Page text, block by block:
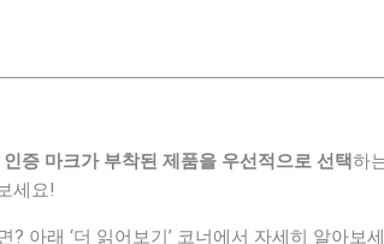
인증 마크가 부착된 제품을 우선적으로 선택하
세요!
아래 ‘더 읽어보기’ 코너에서 자세히 알아보